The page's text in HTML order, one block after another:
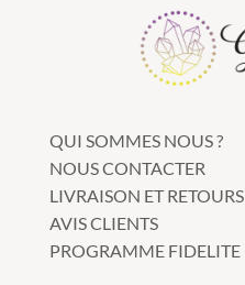
QUI SOMMES NOUS ?
NOUS CONTACTER
LIVRAISON ET RETOURS
AVIS CLIENTS
PROGRAMME FIDELITE